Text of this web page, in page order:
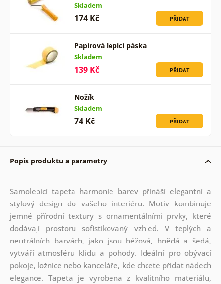
Skladem
174 Kč PŘIDAT
Papírová lepicí páska
Skladem
139 Kč PŘIDAT
Nožík
Skladem
74 Kč PŘIDAT
Popis produktu a parametry
Samolepící tapeta harmonie barev přináší elegantní a
stylový design do vašeho interiéru. Motiv kombinuje
jemné přírodní textury s ornamentálními prvky, které
dodávají prostoru sofistikovaný vzhled. V teplých a
neutrálních barvách, jako jsou béžová, hnědá a šedá,
vytváří atmosféru klidu a pohody. Ideální pro obývací
pokoje, ložnice nebo kanceláře, kde chcete přidat nádech
elegance. Tapeta je vyrobena z kvalitního materiálu,